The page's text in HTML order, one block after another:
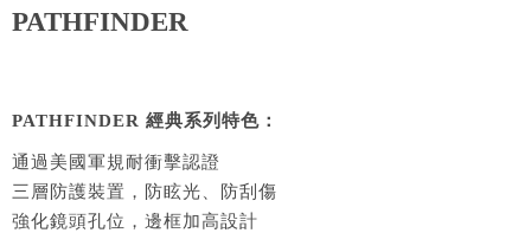
PATHFINDER
PATHFINDER 經典系列特色：
通過美國軍規耐衝擊認證
三層防護裝置，防眩光、防刮傷
強化鏡頭孔位，邊框加高設計